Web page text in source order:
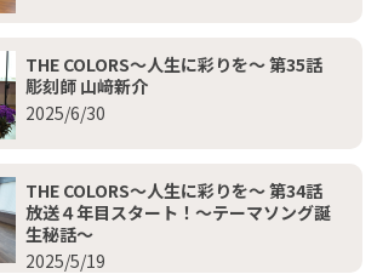
THE COLORS～人生に彩りを～ 第35話
彫刻師 山﨑新介
2025/6/30
THE COLORS～人生に彩りを～ 第34話
放送４年目スタート！～テーマソング誕
生秘話～
2025/5/19